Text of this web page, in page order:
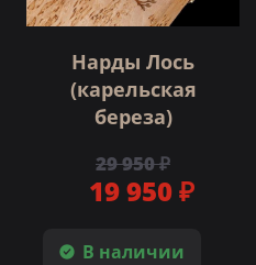
Нарды Лось
(карельская
береза)
В наличии
29 950 ₽
19 950 ₽